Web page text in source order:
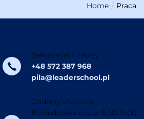
Home Praca
Sekretariat i zapisy
+48 572 387 968
pila@leaderschool.pl
Godziny otwarcia:
Poniedziałek-środa 8:00-19:00